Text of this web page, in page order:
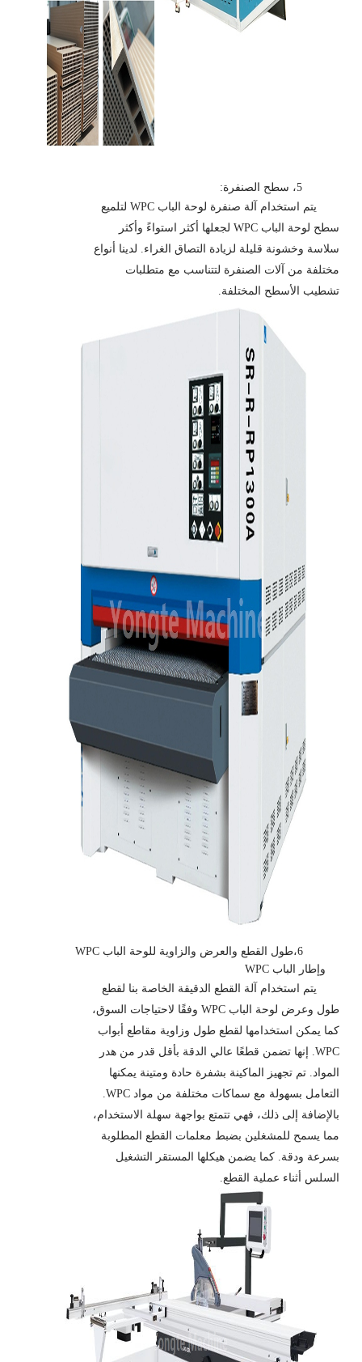
5، سطح الصنفرة:
يتم استخدام آلة صنفرة لوحة الباب WPC لتلميع
سطح لوحة الباب WPC لجعلها أكثر استواءً وأكثر
سلاسة وخشونة قليلة لزيادة التصاق الغراء. لدينا أنواع
مختلفة من آلات الصنفرة لتتناسب مع متطلبات
تشطيب الأسطح المختلفة.
6،
طول القطع والعرض والزاوية للوحة الباب WPC
وإطار الباب WPC
يتم استخدام آلة القطع الدقيقة الخاصة بنا لقطع
طول وعرض لوحة الباب WPC وفقًا لاحتياجات السوق،
كما يمكن استخدامها لقطع طول وزاوية مقاطع أبواب
WPC. إنها تضمن قطعًا عالي الدقة بأقل قدر من هدر
المواد. تم تجهيز الماكينة بشفرة حادة ومتينة يمكنها
التعامل بسهولة مع سماكات مختلفة من مواد WPC.
بالإضافة إلى ذلك، فهي تتمتع بواجهة سهلة الاستخدام،
مما يسمح للمشغلين بضبط معلمات القطع المطلوبة
بسرعة ودقة. كما يضمن هيكلها المستقر التشغيل
السلس أثناء عملية القطع.